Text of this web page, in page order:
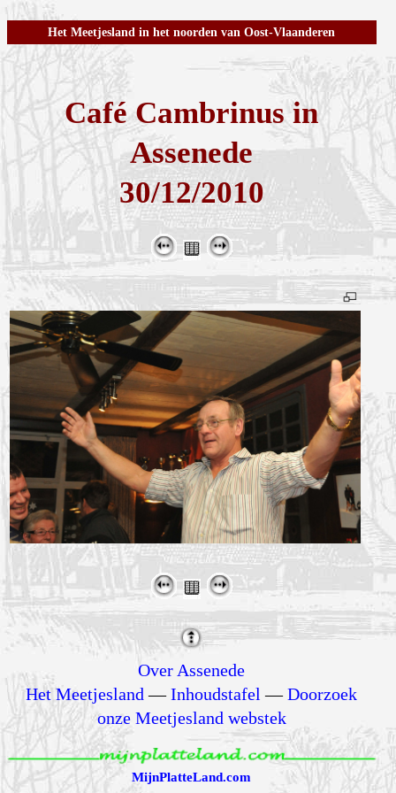
Het Meetjesland in het noorden van Oost-Vlaanderen
Café Cambrinus in
Assenede
30/12/2010
Over Assenede
Het Meetjesland —Inhoudstafel —Doorzoek
onze Meetjesland webstek
MijnPlatteLand.com